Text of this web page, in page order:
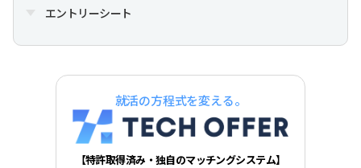
エントリーシート
就活の方程式を変える。
【特許取得済み・独自のマッチングシステム】